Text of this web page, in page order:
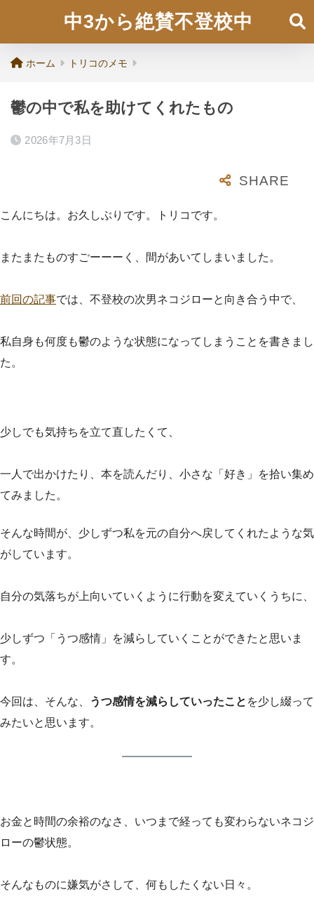
中3から絶賛不登校中
ホーム トリコのメモ
鬱の中で私を助けてくれたもの
2026年7月3日
こんにちは。お久しぶりです。トリコです。
またまたものすごーーーく、間があいてしまいました。
前回の記事では、不登校の次男ネコジローと向き合う中で、
私自身も何度も鬱のような状態になってしまうことを書きまし
た。
少しでも気持ちを立て直したくて、
一人で出かけたり、本を読んだり、小さな「好き」を拾い集め
てみました。
そんな時間が、少しずつ私を元の自分へ戻してくれたような気
がしています。
自分の気落ちが上向いていくように行動を変えていくうちに、
少しずつ「うつ感情」を減らしていくことができたと思いま
す。
今回は、そんな、 うつ感情を減らしていったこと を少し綴って
みたいと思います。
お金と時間の余裕のなさ、いつまで経っても変わらないネコジ
ローの鬱状態。
そんなものに嫌気がさして、何もしたくない日々。